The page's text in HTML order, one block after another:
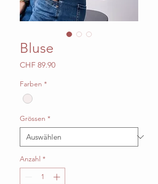
Bluse
CHF 89.90Preis
Farben *
Grössen *
Anzahl *